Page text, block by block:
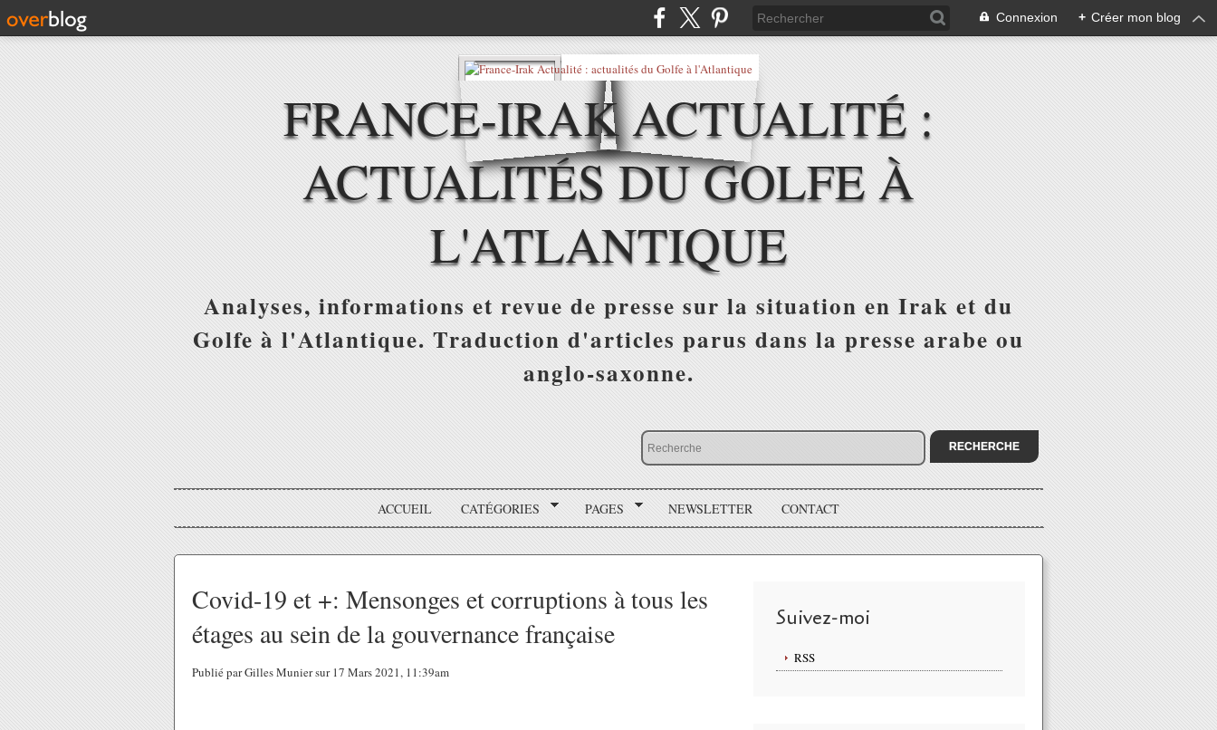
Connexion + Créer mon blog
FRANCE-IRAK ACTUALITÉ :
ACTUALITÉS DU GOLFE À
L'ATLANTIQUE
Analyses, informations et revue de presse sur la situation en Irak et du
Golfe à l'Atlantique. Traduction d'articles parus dans la presse arabe ou
anglo-saxonne.
ACCUEIL CATÉGORIES PAGES NEWSLETTER CONTACT
Covid-19 et +: Mensonges et corruptions à tous les
étages au sein de la gouvernance française
Publié par Gilles Munier sur 17 Mars 2021, 11:39am
Suivez-moi
RSS